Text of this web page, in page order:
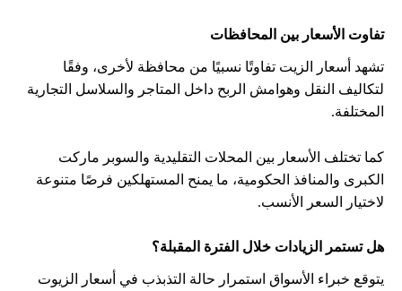
تفاوت الأسعار بين المحافظات
تشهد أسعار الزيت تفاوتًا نسبيًا من محافظة لأخرى، وفقًا
لتكاليف النقل وهوامش الربح داخل المتاجر والسلاسل التجارية
المختلفة.
كما تختلف الأسعار بين المحلات التقليدية والسوبر ماركت
الكبرى والمنافذ الحكومية، ما يمنح المستهلكين فرصًا متنوعة
لاختيار السعر الأنسب.
هل تستمر الزيادات خلال الفترة المقبلة؟
يتوقع خبراء الأسواق استمرار حالة التذبذب في أسعار الزيوت